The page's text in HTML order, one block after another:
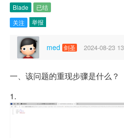
Blade
已结
关注
举报
med 剑圣 2024-08-23
一、该问题的重现步骤是什么？
1.